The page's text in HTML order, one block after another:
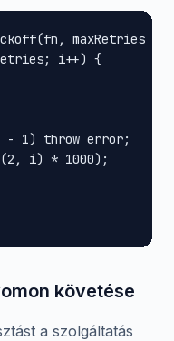
maxRetries =
i++) {
- 1) throw error;
i) * 1000);
követése
a szolgáltatás